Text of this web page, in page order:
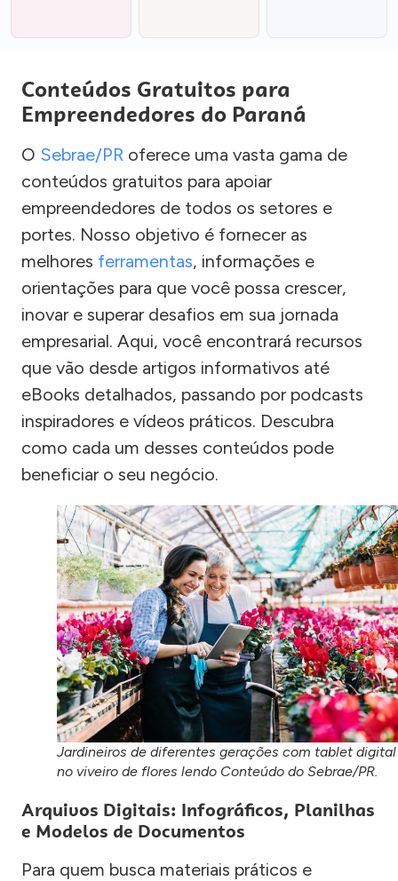
Conteúdos Gratuitos para
Empreendedores do Paraná
O Sebrae/PR oferece uma vasta gama de
conteúdos gratuitos para apoiar
empreendedores de todos os setores e
portes. Nosso objetivo é fornecer as
melhores ferramentas, informações e
orientações para que você possa crescer,
inovar e superar desafios em sua jornada
empresarial. Aqui, você encontrará recursos
que vão desde artigos informativos até
eBooks detalhados, passando por podcasts
inspiradores e vídeos práticos. Descubra
como cada um desses conteúdos pode
beneficiar o seu negócio.
Jardineiros de diferentes gerações com tablet digital
no viveiro de flores lendo Conteúdo do Sebrae/PR.
Arquivos Digitais: Infográficos, Planilhas
e Modelos de Documentos
Para quem busca materiais práticos e